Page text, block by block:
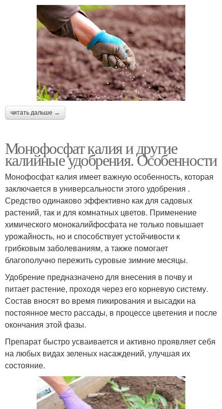
читать дальше →
Монофосфат калия и другие
калийные удобрения. Особенности
Монофосфат калия имеет важную особенность, которая
заключается в универсальности этого удобрения .
Средство одинаково эффективно как для садовых
растений, так и для комнатных цветов. Применение
химического монокалийфосфата не только повышает
урожайность, но и способствует устойчивости к
грибковым заболеваниям, а также помогает
благополучно пережить суровые зимние месяцы.
Удобрение предназначено для внесения в почву и
питает растение, проходя через его корневую систему.
Состав вносят во время пикирования и высадки на
постоянное место рассады, в процессе цветения и после
окончания этой фазы.
Препарат быстро усваивается и активно проявляет себя
на любых видах зеленых насаждений, улучшая их
состояние.